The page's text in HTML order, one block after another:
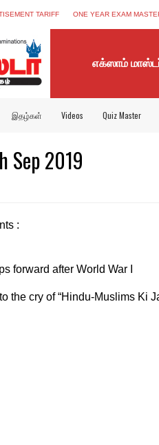
TARIFF ONE YEAR EXAM
எக்ஸாம்
இதழ்கள் Videos Quiz Master
Sep 2019
:
forward after World War I
the cry of “Hindu-Muslims Ki